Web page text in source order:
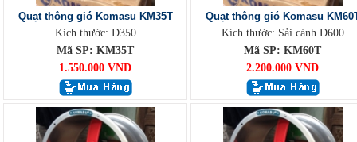
Quạt thông gió Komasu KM35T
Kích thước: D350
Mã SP: KM35T
1.550.000 VND
Quạt thông gió Komasu
Kích thước: Sải cánh D600
Mã SP: KM60T
2.200.000 VND